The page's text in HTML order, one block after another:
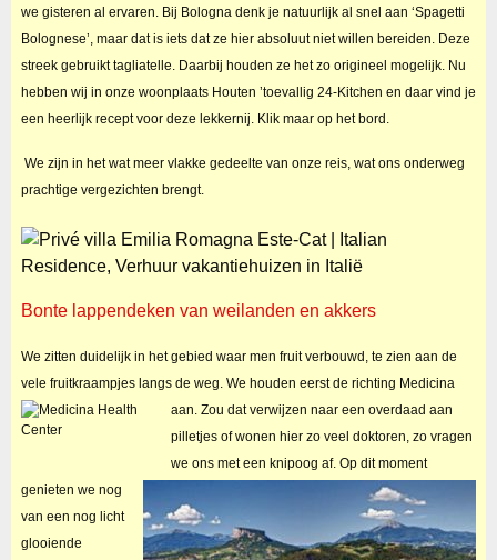
we gisteren al ervaren. Bij Bologna denk je natuurlijk al snel aan ‘Spagetti
Bolognese’, maar dat is iets dat ze hier absoluut niet willen bereiden. Deze
streek gebruikt tagliatelle. Daarbij houden ze het zo origineel mogelijk. Nu
hebben wij in onze woonplaats Houten ’toevallig 24-Kitchen en daar vind je
een heerlijk recept voor deze lekkernij. Klik maar op het bord.
We zijn in het wat meer vlakke gedeelte van onze reis, wat ons onderweg
prachtige vergezichten brengt.
Bonte lappendeken van weilanden en akkers
We zitten duidelijk in het gebied waar men fruit verbouwd, te zien aan de
vele fruitkraampjes langs de weg. We houden eerst de richting Medicina
aan. Zou dat verwijzen naar een overdaad aan
pilletjes of wonen hier zo veel doktoren, zo vragen
we ons met een knipoog af. Op dit moment
genieten we nog
van een nog licht
glooiende